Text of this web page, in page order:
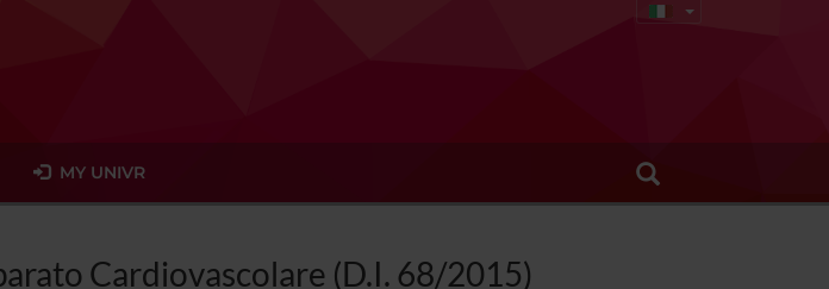
MY UNIVR
Cardiovascolare (D.I. 68/2015)